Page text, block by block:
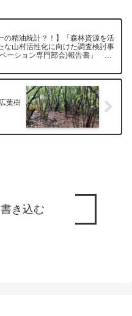
の精油統計？！】「森林資源を活
な山村活性化に向けた調査検討事
ーション専門部会)報告書」 読
葉樹
き込む